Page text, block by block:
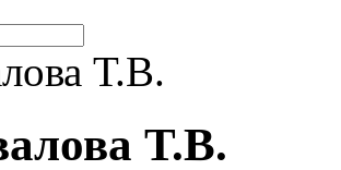
Т.В.
Т.В.